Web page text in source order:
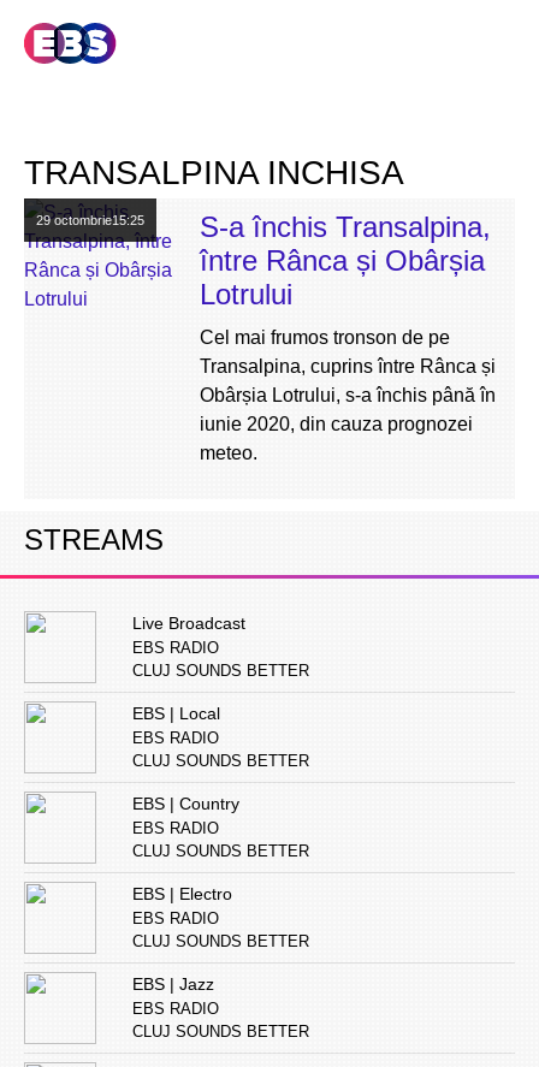
TRANSALPINA INCHISA
29 octombrie15:25
S-a închis Transalpina,
între Rânca și Obârșia
Lotrului
Cel mai frumos tronson de pe
Transalpina, cuprins între Rânca și
Obârșia Lotrului, s-a închis până în
iunie 2020, din cauza prognozei
meteo.
STREAMS
Live Broadcast
EBS RADIO
CLUJ SOUNDS BETTER
EBS | Local
EBS RADIO
CLUJ SOUNDS BETTER
EBS | Country
EBS RADIO
CLUJ SOUNDS BETTER
EBS | Electro
EBS RADIO
CLUJ SOUNDS BETTER
EBS | Jazz
EBS RADIO
CLUJ SOUNDS BETTER